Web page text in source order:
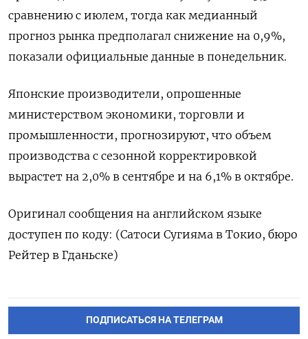
сравнению с июлем, тогда как медианный
прогноз рынка предполагал снижение на 0,9%,
показали официальные данные в понедельник.
Японские производители, опрошенные
министерством экономики, торговли и
промышленности, прогнозируют, что объем
производства с сезонной корректировкой
вырастет на 2,0% в сентябре и на 6,1% в октябре.
Оригинал сообщения на английском языке
доступен по коду: (Сатоси Сугияма в Токио, бюро
Рейтер в Гданьске)
ПОДПИСАТЬСЯ НА ТЕЛЕГРАМ